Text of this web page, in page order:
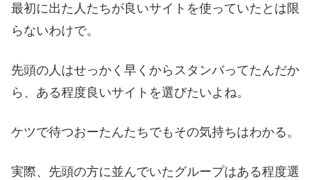
最初に出た人たちが良いサイトを使っていたとは限
らないわけで。
先頭の人はせっかく早くからスタンバってたんだか
ら、ある程度良いサイトを選びたいよね。
ケツで待つおーたんたちでもその気持ちはわかる。
実際、先頭の方に並んでいたグループはある程度選